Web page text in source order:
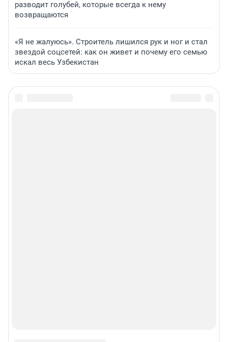
разводит голубей, которые всегда к нему
возвращаются
«Я не жалуюсь». Строитель лишился рук и ног и стал
звездой соцсетей: как он живет и почему его семью
искал весь Узбекистан